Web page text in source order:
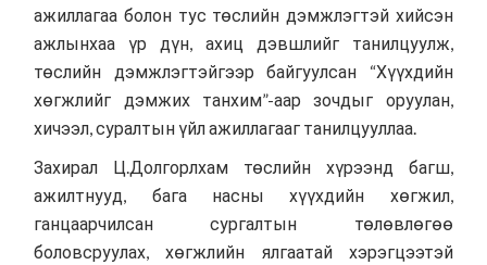
ажиллагаа болон тус төслийн дэмжлэгтэй хийсэн
ажлынхаа үр дүн, ахиц дэвшлийг танилцуулж,
төслийн дэмжлэгтэйгээр байгуулсан “Хүүхдийн
хөгжлийг дэмжих танхим”-аар зочдыг оруулан,
хичээл, суралтын үйл ажиллагааг танилцууллаа.
Захирал Ц.Долгорлхам төслийн хүрээнд багш,
ажилтнууд, бага насны хүүхдийн хөгжил,
ганцаарчилсан сургалтын төлөвлөгөө
боловсруулах, хөгжлийн ялгаатай хэрэгцээтэй